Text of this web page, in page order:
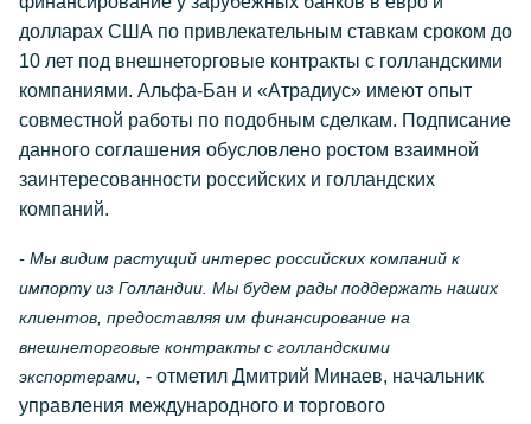
долларах США по привлекательным ставкам сроком до
10 лет под внешнеторговые контракты с голландскими
компаниями. Альфа-Бан и «Атрадиус» имеют опыт
совместной работы по подобным сделкам. Подписание
данного соглашения обусловлено ростом взаимной
заинтересованности российских и голландских
компаний.
- Мы видим растущий интерес российских компаний к
импорту из Голландии. Мы будем рады поддержать наших
клиентов, предоставляя им финансирование на
внешнеторговые контракты с голландскими
экспортерами, - отметил Дмитрий Минаев, начальник
управления международного и торгового